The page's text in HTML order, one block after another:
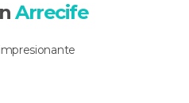
Arrecife